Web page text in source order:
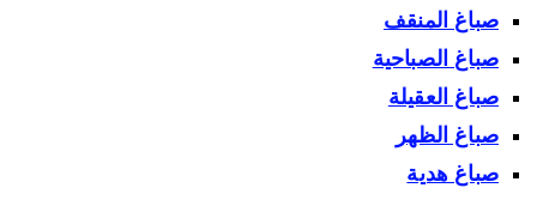
صباغ المنقف
صباغ الصباحية
صباغ العقيلة
صباغ الظهر
صباغ هدية